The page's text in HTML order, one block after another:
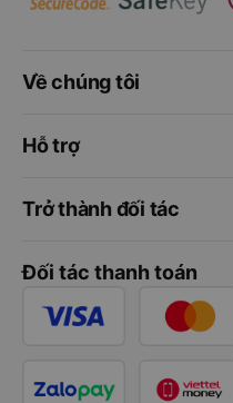
Về chúng tôi
Hỗ trợ
Trở thành đối tác
Đối tác thanh toán